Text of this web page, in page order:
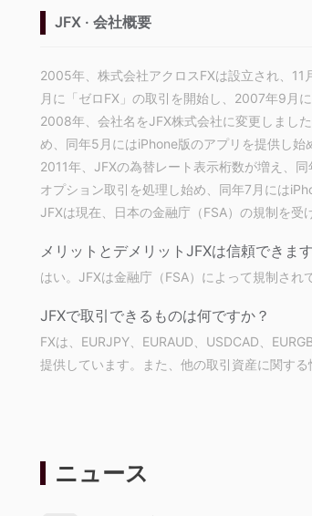
JFX · 会社概要
2005年、株式会社アクロスFXは設立され、
月に「ゼロFX」の取引を開始し、2007年9月
2008年、会社名をJFX株式会社に変更しまし
め、同年5月にはiPhone版のアプリを提供し始
2011年、JFXの為替レート表示桁数が増え、
オプション取引を処理し始め、同年7月には
JFXは現在、日本の金融庁（FSA）の規制を受
メリットとデメリット JFXは信頼できま
はい。JFXは金融庁（FSA）によって規制され
JFXで取引できるものは何ですか？
FXは、EURJPY、EURAUD、USDCAD、
提供しています。また、他の取引資産に関する
スプレッド
ニュース